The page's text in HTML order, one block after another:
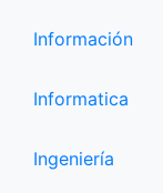
Información
Informatica
Ingeniería